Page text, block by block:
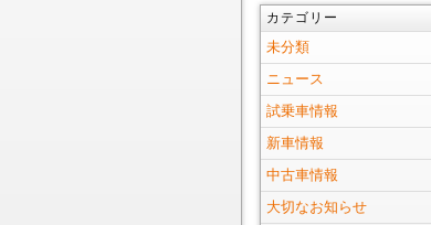
カテゴリー
未分類
ニュース
試乗車情報
新車情報
中古車情報
大切なお知らせ